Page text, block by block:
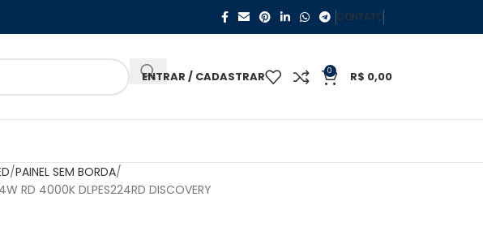
CONTATO
ENTRAR / CADASTRAR 0 R$ 0,00
PAINEL SEM BORDA
RD 4000K DLPES224RD DISCOVERY